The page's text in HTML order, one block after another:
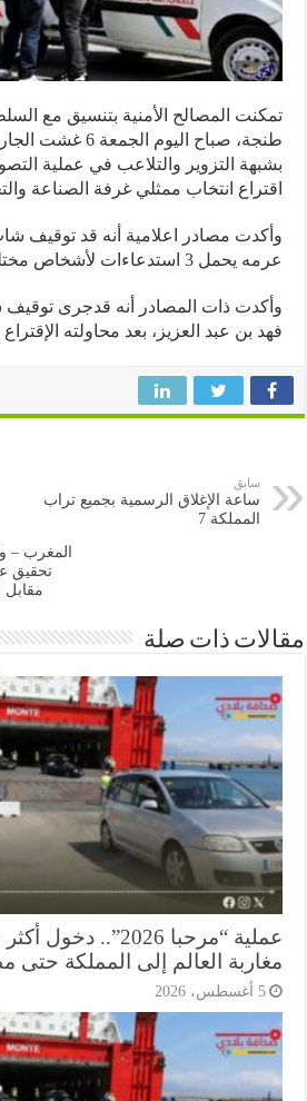
المصالح الأمنية بتنسيق مع السلطات
طنجة، صباح اليوم الجمعة 6
التزوير والتلاعب في عملية التصويت
انتخاب ممثلي غرفة الصناعة والتجارة
مصادر اعلامية أنه قد توقيف شاب
3 استدعاءات لأشخاص مختلفين.
ذات المصادر أنه قدجرى توقيف
بن عبد العزيز، بعد محاولته الإقتراع
ساعة الإغلاق الرسمية بجميع تراب
المملكة 7
المغرب – وكيل
تحقيق عاجل
مقابل
ذات صلة
العالم إلى المملكة حتى